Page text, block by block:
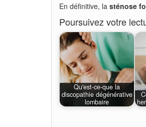
En définitive, la sténose
Poursuivez votre
Qu'est-ce-que la
discopathie dégénérative
lombaire